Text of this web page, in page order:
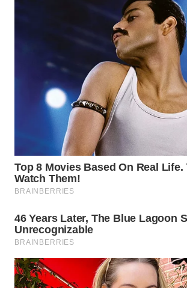
LAPAK
KONSUMEN
LISTRIK
MASYARAKAT
WALINKI
MAWAKA